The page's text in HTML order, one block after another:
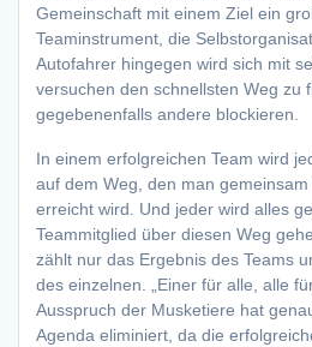
Gemeinschaft mit einem Ziel ein
Teaminstrument, die
Autofahrer hingegen wird sich mit
versuchen den schnellsten Weg zu
gegebenenfalls andere blockieren.
In einem erfolgreichen Team wird
auf dem Weg, den man
erreicht wird. Und jeder wird alles
Teammitglied über diesen Weg
zählt nur das Ergebnis des Teams
des einzelnen. „Einer für alle, alle
Ausspruch der Musketiere hat
Agenda eliminiert, da die